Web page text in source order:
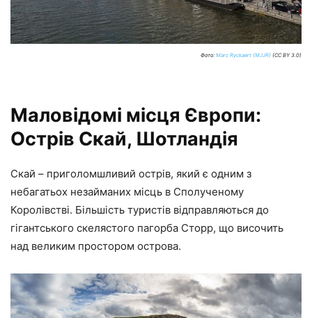
Фото: Marc Ryckaert (MJJR) (CC BY 3.0)
Маловідомі місця Європи:
Острів Скай, Шотландія
Скай – приголомшливий острів, який є одним з
небагатьох незайманих місць в Сполученому
Королівстві. Більшість туристів відправляються до
гігантського скелястого пагорба Сторр, що височить
над великим простором острова.